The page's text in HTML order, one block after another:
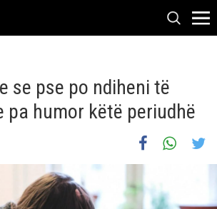
se pse po ndiheni të
pa humor këtë periudhë